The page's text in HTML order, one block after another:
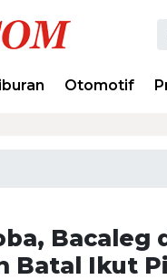
Otomotif
Bacaleg
Batal Ikut